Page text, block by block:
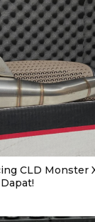
CLD Monster